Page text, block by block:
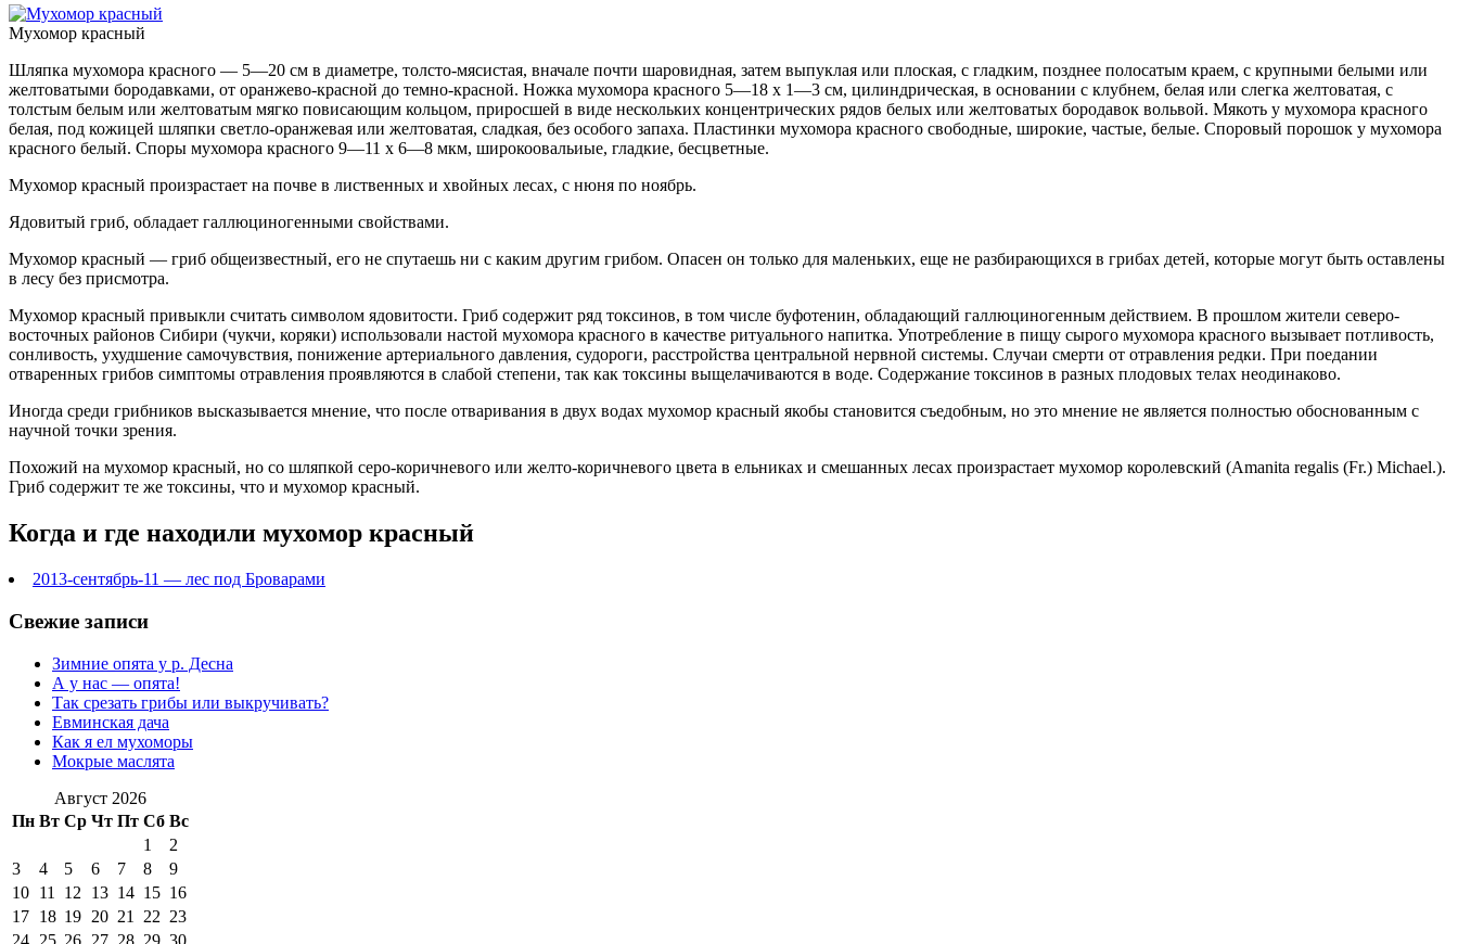
Мухомор красный
Шляпка мухомора красного — 5—20 см в диаметре, толсто-мясистая, вначале почти шаровидная, затем выпуклая или плоская, с гладким, позднее полосатым краем, с крупными белыми или
желтоватыми бородавками, от оранжево-красной до темно-красной. Ножка мухомора красного 5—18 х 1—3 см, цилиндрическая, в основании с клубнем, белая или слегка желтоватая, с
толстым белым или желтоватым мягко повисающим кольцом, приросшей в виде нескольких концентрических рядов белых или желтоватых бородавок вольвой. Мякоть у мухомора красного
белая, под кожицей шляпки светло-оранжевая или желтоватая, сладкая, без особого запаха. Пластинки мухомора красного свободные, широкие, частые, белые. Споровый порошок у мухомора
красного белый. Споры мухомора красного 9—11 х 6—8 мкм, широкоовальиые, гладкие, бесцветные.
Мухомор красный произрастает на почве в лиственных и хвойных лесах, с нюня по ноябрь.
Ядовитый гриб, обладает галлюциногенными свойствами.
Мухомор красный — гриб общеизвестный, его не спутаешь ни с каким другим грибом. Опасен он только для маленьких, еще не разбирающихся в грибах детей, которые могут быть оставлены
в лесу без присмотра.
Мухомор красный привыкли считать символом ядовитости. Гриб содержит ряд токсинов, в том числе буфотенин, обладающий галлюциногенным действием. В прошлом жители северо-
восточных районов Сибири (чукчи, коряки) использовали настой мухомора красного в качестве ритуального напитка. Употребление в пищу сырого мухомора красного вызывает потливость,
сонливость, ухудшение самочувствия, понижение артериального давления, судороги, расстройства центральной нервной системы. Случаи смерти от отравления редки. При поедании
отваренных грибов симптомы отравления проявляются в слабой степени, так как токсины выщелачиваются в воде. Содержание токсинов в разных плодовых телах неодинаково.
Иногда среди грибников высказывается мнение, что после отваривания в двух водах мухомор красный якобы становится съедобным, но это мнение не является полностью обоснованным с
научной точки зрения.
Похожий на мухомор красный, но со шляпкой серо-коричневого или желто-коричневого цвета в ельниках и смешанных лесах произрастает мухомор королевский (Amanita regalis (Fr.) Michael.).
Гриб содержит те же токсины, что и мухомор красный.
Когда и где находили мухомор красный
2013-сентябрь-11 — лес под Броварами
Свежие записи
Зимние опята у р. Десна
А у нас — опята!
Так срезать грибы или выкручивать?
Евминская дача
Как я ел мухоморы
Мокрые маслята
Август 2026
Пн Вт Ср Чт Пт Сб Вс
1
2
3
4 5 6 7 8
9
10 11 12 13 14 15 16
17 18 19 20 21 22 23
24 25 26 27 28 29 30